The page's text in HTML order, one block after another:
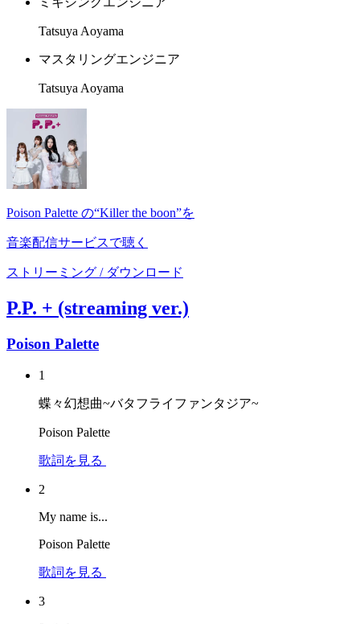
Tatsuya Aoyama
マスタリングエンジニア
Tatsuya Aoyama
Poison Palette の“Killer the boon”を
音楽配信サービスで聴く
ストリーミング / ダウンロード
P.P. + (streaming ver.)
Poison Palette
1
蝶々幻想曲~バタフライファンタジア~
Poison Palette
歌詞を見る
2
My name is...
Poison Palette
歌詞を見る
3